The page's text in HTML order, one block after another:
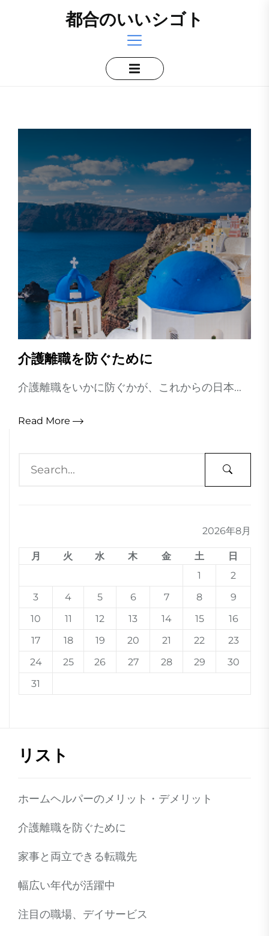
都合のいいシゴト
介護離職を防ぐために
介護離職をいかに防ぐかが、これからの日本...
Read More
2026年8月
月 火 水 木 金 土
日
1
2
3
4 5 6 7 8
9
10
11 12 13 14 15
16
17
18 19 20 21 22
23
24
25 26 27 28 29
30
31
リスト
ホームヘルパーのメリット・デメリット
介護離職を防ぐために
家事と両立できる転職先
幅広い年代が活躍中
注目の職場、デイサービス